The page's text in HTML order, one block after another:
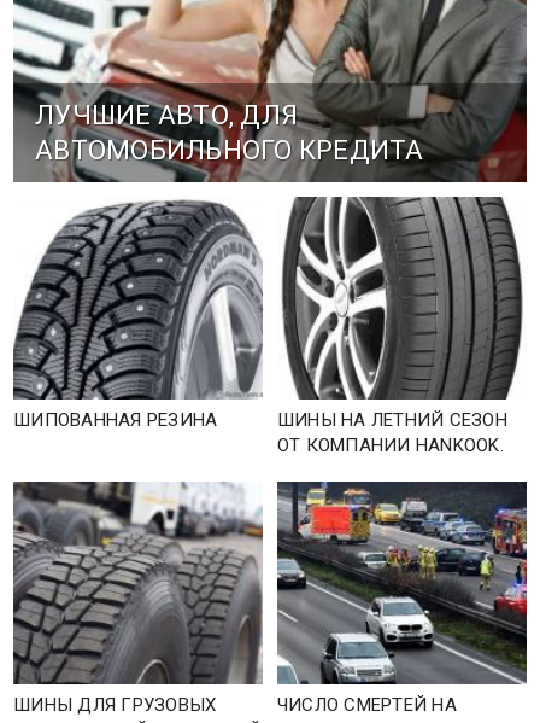
ЛУЧШИЕ АВТО, ДЛЯ
АВТОМОБИЛЬНОГО КРЕДИТА
ШИПОВАННАЯ РЕЗИНА
ШИНЫ НА ЛЕТНИЙ СЕЗОН
ОТ КОМПАНИИ HANKOOK.
ШИНЫ ДЛЯ ГРУЗОВЫХ
ЧИСЛО СМЕРТЕЙ НА